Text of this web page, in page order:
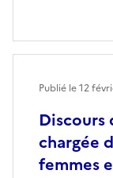
Discours
chargée
femmes
Publié le12